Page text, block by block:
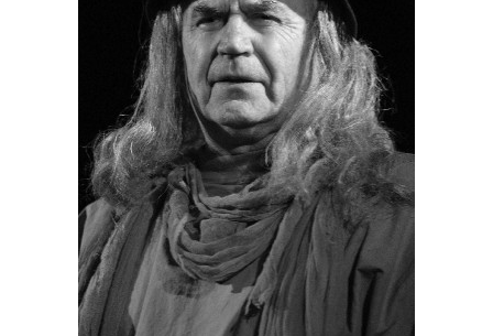
HRY OD ROKU 1973
VIDEOZÁZNAMY Z HER
FOTOALBUM
ČLENOVÉ - SOUČASNOST
HRY DO ROKU 1973